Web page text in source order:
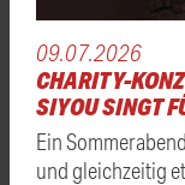
09.07.2026
CHARITY-
SIYOU SINGT
Ein
und gleichzeitig